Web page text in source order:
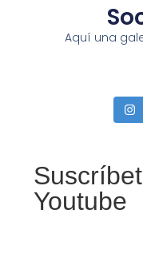
Aquí una
Youtube